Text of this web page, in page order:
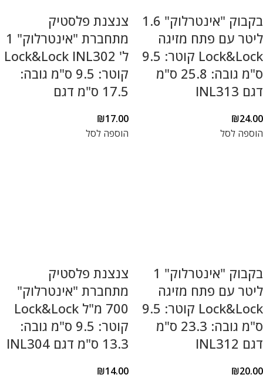
בקבוק "אינטרלוק" 1.6
ליטר עם פתח מזיגה
Lock&Lock קוטר: 9.5
ס"מ גובה: 25.8 ס"מ
דגם INL313
₪24.00
הוספה לסל
צנצנת פלסטיק
מתחברת "אינטרלוק" 1
ל' Lock&Lock INL302
קוטר: 9.5 ס"מ גובה:
17.5 ס"מ דגם
₪17.00
הוספה לסל
בקבוק "אינטרלוק" 1
ליטר עם פתח מזיגה
Lock&Lock קוטר: 9.5
ס"מ גובה: 23.3 ס"מ
דגם INL312
₪20.00
צנצנת פלסטיק
מתחברת "אינטרלוק"
700 מ"ל Lock&Lock
קוטר: 9.5 ס"מ גובה:
13.3 ס"מ דגם INL304
₪14.00